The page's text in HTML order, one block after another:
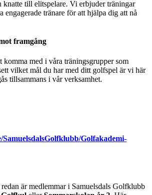
knatte till elitspelare. Vi erbjuder träningar
engagerade tränare för att hjälpa dig att nå
framgång
med i våra träningsgrupper som
vilket mål du har med ditt golfspel är vi här
tillsammans i vår verksamhet.
SamuelsdalsGolfklubb/Golfakademi-
är medlemmar i Samuelsdals Golfklubb